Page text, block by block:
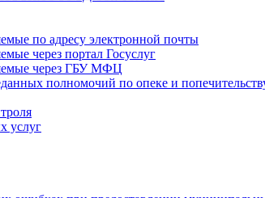
по адресу электронной почты
через портал Госуслуг
через ГБУ МФЦ
полномочий по опеке и
услуг